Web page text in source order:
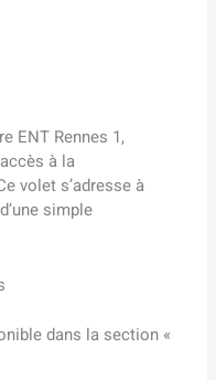
ENT Rennes 1,
à la
volet s’adresse à
simple
dans la section «